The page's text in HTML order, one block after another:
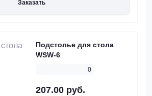
Заказать
Подстолье для стола
WSW-6
0
207.00 руб.